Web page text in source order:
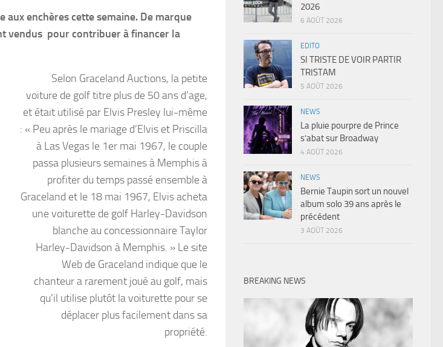
enchères cette semaine. De marque
vendus pour contribuer à financer la
Selon Graceland Auctions, la petite
voiture de golf titre plus de 50 ans d’age,
et était utilisé par Elvis Presley lui-même
: « Peu après le mariage d’Elvis et Priscilla
à Las Vegas le 1er mai 1967, le couple
passa plusieurs semaines à Memphis à
profiter du temps passé ensemble à
Graceland et le 18 mai 1967, Elvis acheta
une voiturette de golf Harley-Davidson
blanche au concessionnaire Taylor
Harley-Davidson à Memphis. » Le site
Web de Graceland indique que le
chanteur a rarement joué au golf, mais
qu’il utilise plutôt la voiturette pour se
déplacer plus facilement dans sa
propriété.
2026
6 AOÛT 2026
EDITO
SI TRISTE DE VOIR PARTIR
TRISTAM
5 AOÛT 2026
NEWS
La pluie pourpre de Prince
s’abat sur Broadway
4 AOÛT 2026
NEWS
Bernie Taupin sort un nouvel
album solo 39 ans après le
précédent
3 AOÛT 2026
BREAKING NEWS